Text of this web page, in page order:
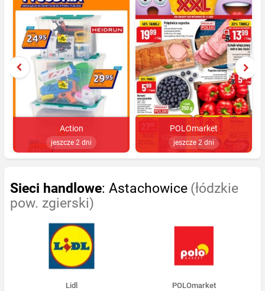
Action
jeszcze 2 dni
POLOmarket
jeszcze 2 dni
Sieci handlowe: Astachowice (łódzkie
pow. zgierski)
Lidl POLOmarket